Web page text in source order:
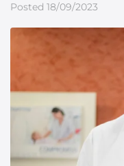
Posted 18/09/2023